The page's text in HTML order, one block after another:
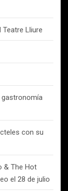
Teatre Lliure
gastronomía
con su
& The Hot
el 28 de julio